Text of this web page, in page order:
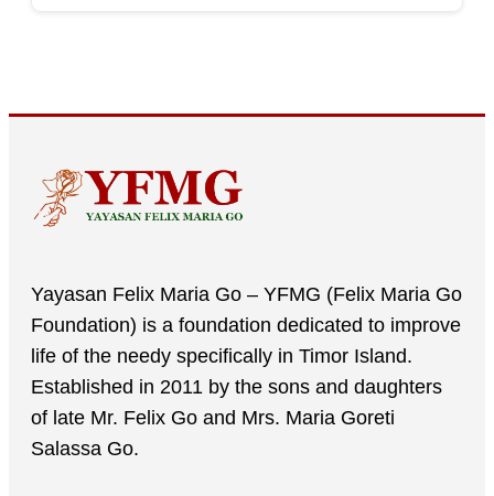
Yayasan Felix Maria Go – YFMG (Felix Maria Go
Foundation) is a foundation dedicated to improve
life of the needy specifically in Timor Island.
Established in 2011 by the sons and daughters
of late Mr. Felix Go and Mrs. Maria Goreti
Salassa Go.